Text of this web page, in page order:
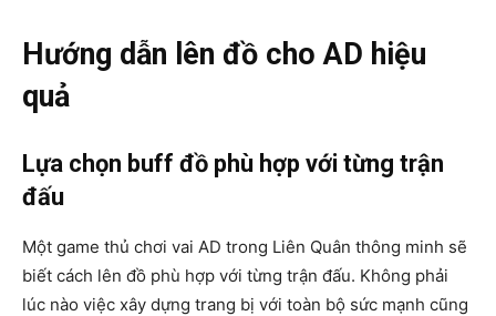
Hướng dẫn lên đồ cho AD hiệu
quả
Lựa chọn buff đồ phù hợp với từng trận
đấu
Một game thủ chơi vai AD trong Liên Quân thông minh sẽ
biết cách lên đồ phù hợp với từng trận đấu. Không phải
lúc nào việc xây dựng trang bị với toàn bộ sức mạnh cũng